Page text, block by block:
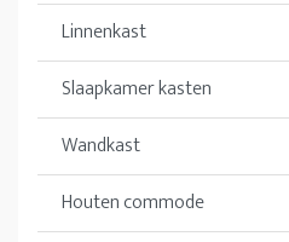
Linnenkast
Slaapkamer kasten
Wandkast
Houten commode